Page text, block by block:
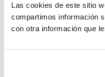
Las cookies de este sitio
compartimos información
con otra información que